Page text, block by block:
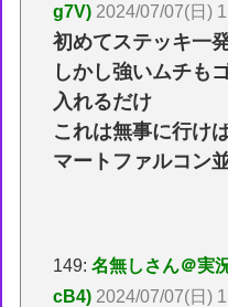
g7V) 2024/07/07(日)
初めてステッキ一
しかし強いムチも
入れるだけ
これは無事に行け
マートファルコン
149:名無しさん＠実
cB4) 2024/07/07(日)